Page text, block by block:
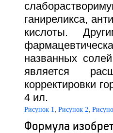
ганиреликса,
кислоты.
названных
является
корректировки
4 ил.
Рисунок 1 Рисунок 2
Формула